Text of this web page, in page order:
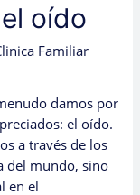
oído
Familiar
damos por
el oído.
a través de los
del mundo, sino
en el